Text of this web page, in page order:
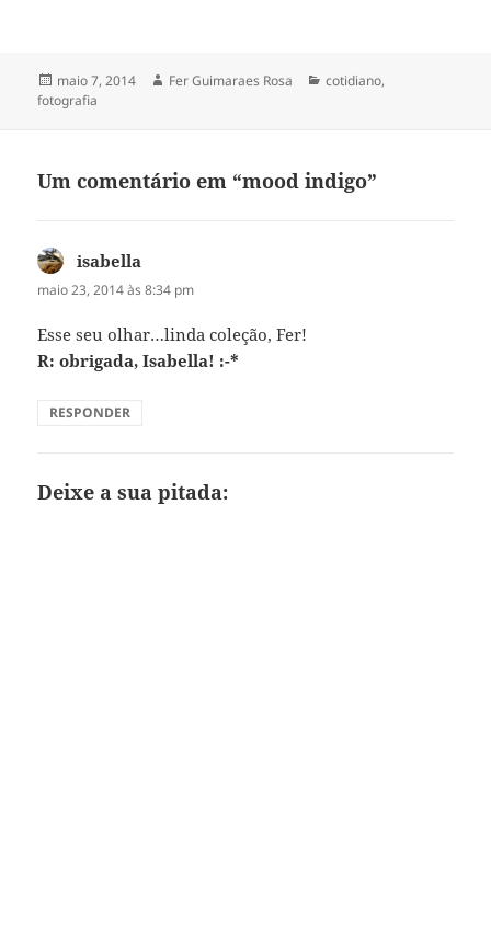
Publicado
em
maio 7, 2014 Autor
Fer Guimaraes Rosa Categorias
cotidiano,
fotografia
Um comentário em “mood indigo”
isabella
maio 23, 2014 às 8:34 pm
Esse seu olhar…linda coleção, Fer!
R: obrigada, Isabella! :-*
RESPONDER
Deixe a sua pitada: